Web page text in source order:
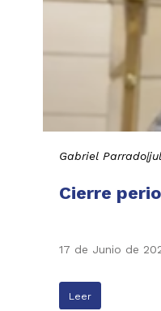
Gabriel Parrado|
Cierre
17 de Junio de
Leer